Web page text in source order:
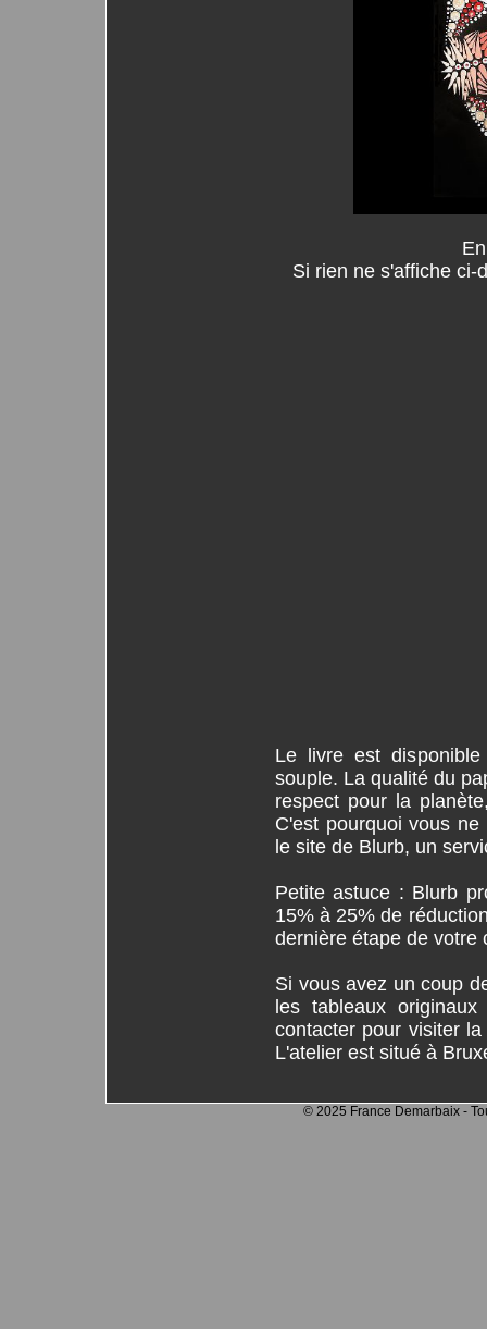
Si rien ne s'affiche ci-
Le livre est
souple. La qualité du
respect pour la
C'est pourquoi vous
le site de Blurb, un
Petite astuce : Blurb
15% à 25% de
dernière étape de votre
Si vous avez un coup
les tableaux
contacter pour visiter
L'atelier est situé à
© 2025 France Demarbaix -